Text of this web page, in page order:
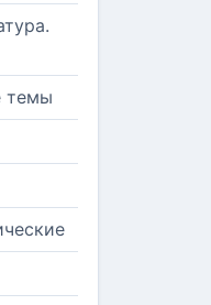
темы